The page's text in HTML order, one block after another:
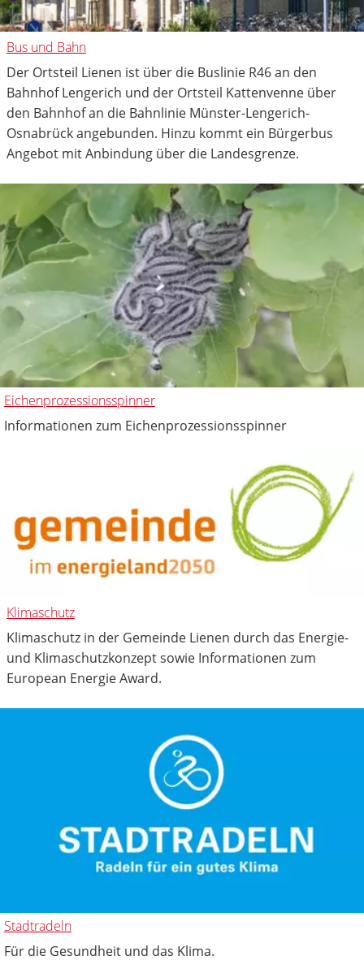
Bus und Bahn
Der Ortsteil Lienen ist über die Buslinie R46 an den
Bahnhof Lengerich und der Ortsteil Kattenvenne über
den Bahnhof an die Bahnlinie Münster-Lengerich-
Osnabrück angebunden. Hinzu kommt ein Bürgerbus
Angebot mit Anbindung über die Landesgrenze.
Eichenprozessionsspinner
Informationen zum Eichenprozessionsspinner
Klimaschutz
Klimaschutz in der Gemeinde Lienen durch das Energie-
und Klimaschutzkonzept sowie Informationen zum
European Energie Award.
Stadtradeln
Für die Gesundheit und das Klima.